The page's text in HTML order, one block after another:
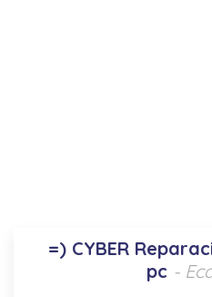
=) CYBER
pc -